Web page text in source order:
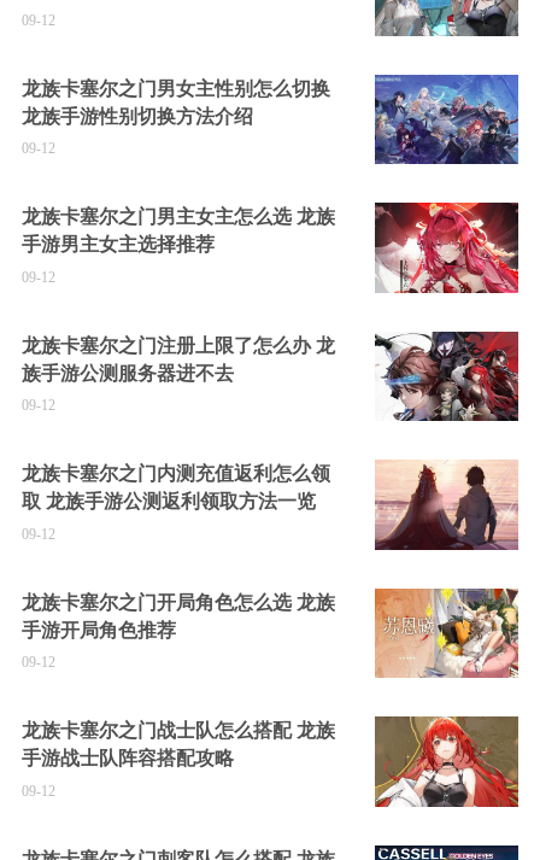
09-12
龙族卡塞尔之门男女主性别怎么切换
龙族手游性别切换方法介绍
09-12
龙族卡塞尔之门男主女主怎么选 龙族
手游男主女主选择推荐
09-12
龙族卡塞尔之门注册上限了怎么办 龙
族手游公测服务器进不去
09-12
龙族卡塞尔之门内测充值返利怎么领
取 龙族手游公测返利领取方法一览
09-12
龙族卡塞尔之门开局角色怎么选 龙族
手游开局角色推荐
09-12
龙族卡塞尔之门战士队怎么搭配 龙族
手游战士队阵容搭配攻略
09-12